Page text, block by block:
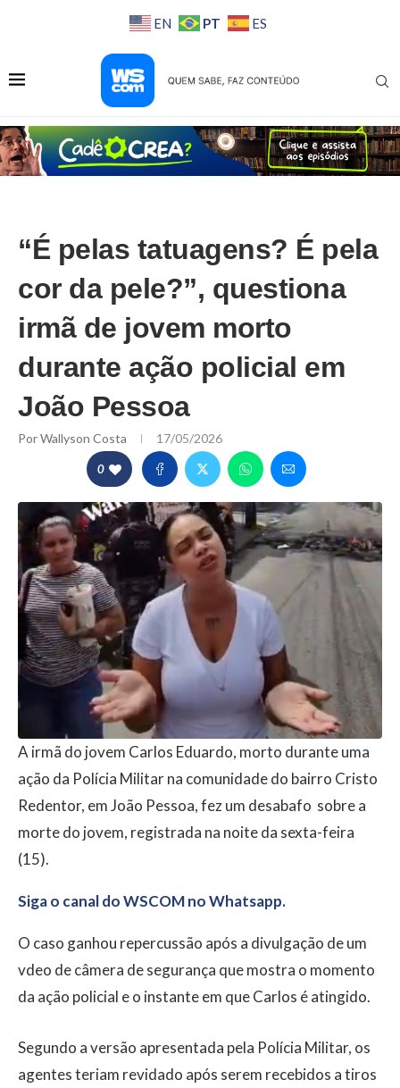
EN PT ES
“É pelas tatuagens? É pela
cor da pele?”, questiona
irmã de jovem morto
durante ação policial em
João Pessoa
PorWallyson Costa 17/05/2026
0
A irmã do jovem Carlos Eduardo, morto durante uma
ação da Polícia Militar na comunidade do bairro Cristo
Redentor, em João Pessoa, fez um desabafo sobre a
morte do jovem, registrada na noite da sexta-feira
(15).
Siga o canal do WSCOM no Whatsapp.
O caso ganhou repercussão após a divulgação de um
vdeo de câmera de segurança que mostra o momento
da ação policial e o instante em que Carlos é atingido.
Segundo a versão apresentada pela Polícia Militar, os
agentes teriam revidado após serem recebidos a tiros